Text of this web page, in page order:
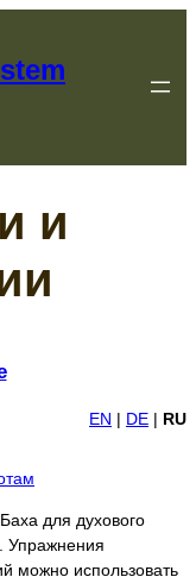
и
EN | DE | RU
для духового
Упражнения
можно использовать